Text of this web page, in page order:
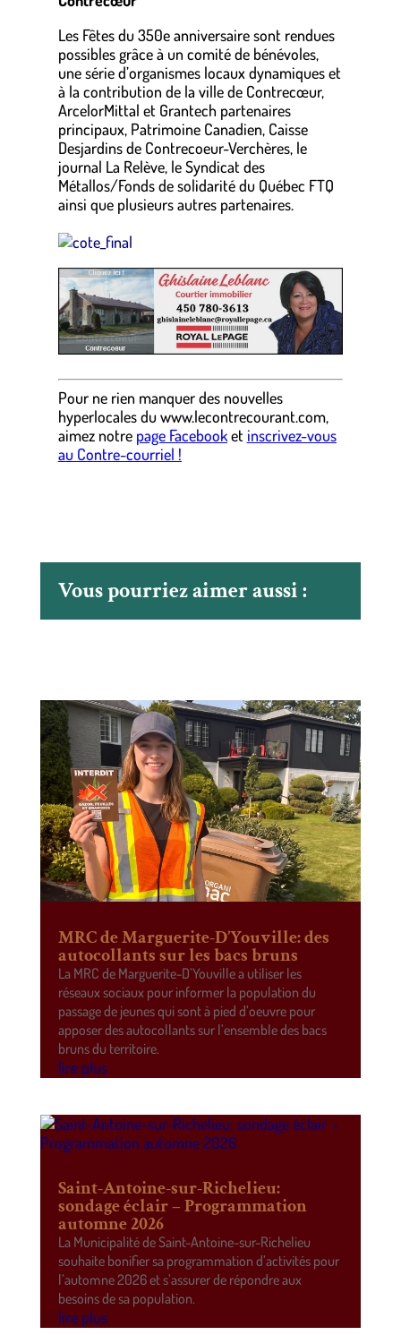
Les Fêtes du 350e anniversaire sont rendues
possibles grâce à un comité de bénévoles,
une série d’organismes locaux dynamiques et
à la contribution de la ville de Contrecœur,
ArcelorMittal et Grantech partenaires
principaux, Patrimoine Canadien, Caisse
Desjardins de Contrecoeur-Verchères, le
journal La Relève, le Syndicat des
Métallos/Fonds de solidarité du Québec FTQ
ainsi que plusieurs autres partenaires.
Pour ne rien manquer des nouvelles
hyperlocalesdu www.lecontrecourant.com,
aimez notre page Facebooket inscrivez-vous
au Contre-courriel !
Vous pourriez aimer aussi :
MRC de Marguerite-D’Youville: des
autocollants sur les bacs bruns
La MRC de Marguerite-D’Youville a utiliser les
réseaux sociaux pour informer la population du
passage de jeunes qui sont à pied d’oeuvre pour
apposer des autocollants sur l’ensemble des bacs
bruns du territoire.
lire plus
Saint-Antoine-sur-Richelieu:
sondage éclair – Programmation
automne 2026
La Municipalité de Saint-Antoine-sur-Richelieu
souhaite bonifier sa programmation d’activités pour
l’automne 2026 et s’assurer de répondre aux
besoins de sa population.
lire plus